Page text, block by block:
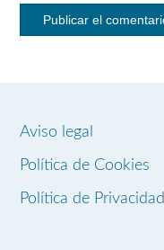
Aviso legal
Política de Cookies
Política de Privacidad